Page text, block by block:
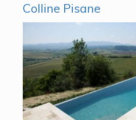
Colline Pisane